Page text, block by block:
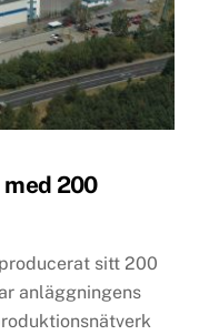
200
sitt 200
anläggningens